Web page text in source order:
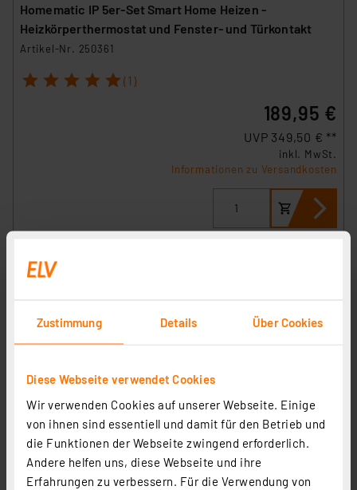
Zustimmung Details Über Cookies
Diese Webseite verwendet Cookies
Wir verwenden Cookies auf unserer Webseite. Einige
von ihnen sind essentiell und damit für den Betrieb und
die Funktionen der Webseite zwingend erforderlich.
Andere helfen uns, diese Webseite und ihre
Erfahrungen zu verbessern. Für die Verwendung von
Homematic IP 5er-Set Smart Home Heizen -
Heizkörperthermostat und Fenster- und Türkontakt
Artikel-Nr. 250361
1 2 3 4 5 (1)
189,95 €
UVP 349,50 € **
inkl. MwSt.
Informationen zu Versandkosten
Homematic IP Smart Home Set Raumklima mit Access
Point 2, Fußbodenheizungscontroller, 4
Wandthermostate und 5 Stellantriebe
Artikel-Nr. 258584